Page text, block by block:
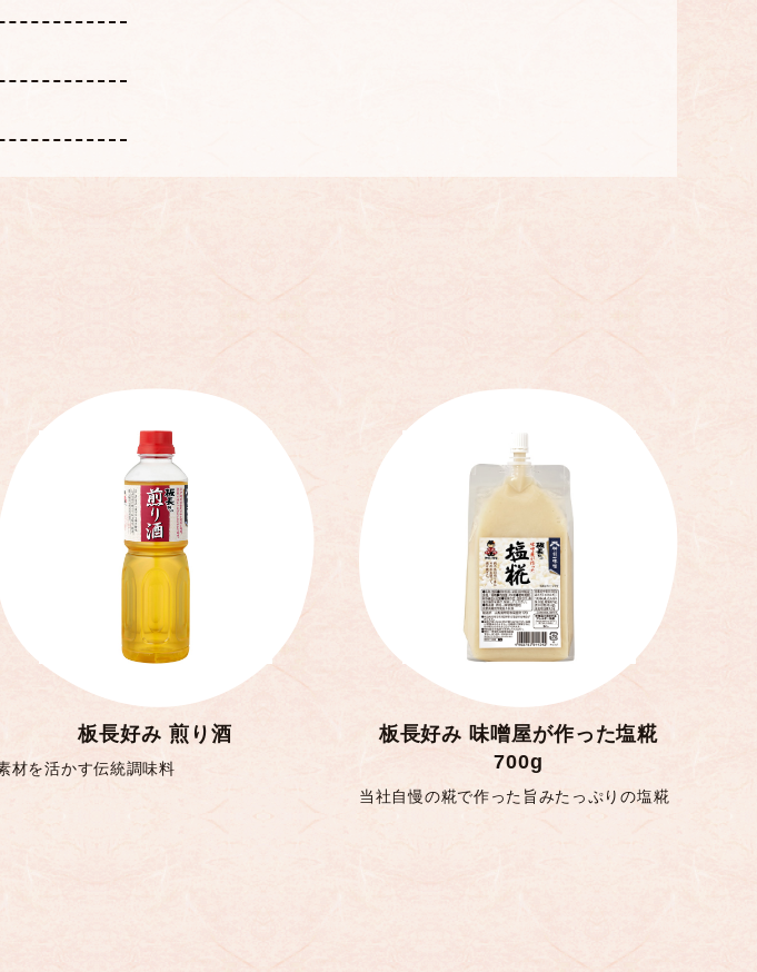
板長好み 煎り酒
材を活かす伝統調味料
板長好み 味噌屋が作った塩糀
700g
当社自慢の糀で作った旨みたっぷりの塩糀